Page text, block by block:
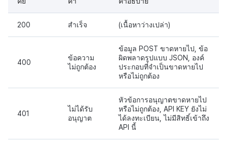
200 สำเร็จ (เนื้อหาว่างเปล่า)
400
ข้อความ
ไม่ถูกต้อง
ข้อมูล POST ขาดหายไป, ข้อ
ผิดพลาดรูปแบบ JSON, องค์
ประกอบที่จำเป็นขาดหายไป
หรือไม่ถูกต้อง
401
ไม่ได้รับ
อนุญาต
หัวข้อการอนุญาตขาดหายไป
หรือไม่ถูกต้อง, API KEY ยังไม่
ได้ลงทะเบียน, ไม่มีสิทธิ์เข้าถึง
API นี้